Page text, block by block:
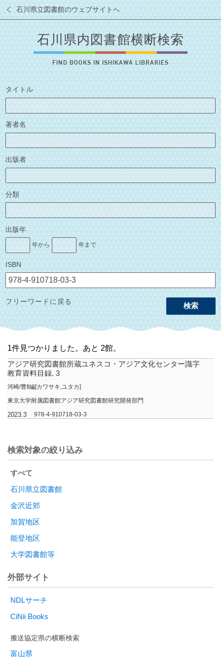
石川県立図書館のウェブサイトへ
石川県内図書館横断検索
FIND BOOKS IN ISHIKAWA LIBRARIES
タイトル
著者名
出版者
分類
出版年
年から 年まで
ISBN
検索
フリーワードに戻る
1件見つかりました。あと 1館。
アジア研究図書館所蔵ユネスコ・アジア文化センター識字
教育資料目録, 3
河崎/豊‖編[カワサキ,ユタカ]
東京大学附属図書館アジア研究図書館研究開発部門
2023.3 978-4-910718-03-3
検索対象の絞り込み
すべて
石川県立図書館
金沢近郊
加賀地区
能登地区
大学図書館等
外部サイト
NDLサーチ
CiNii Books
富山県